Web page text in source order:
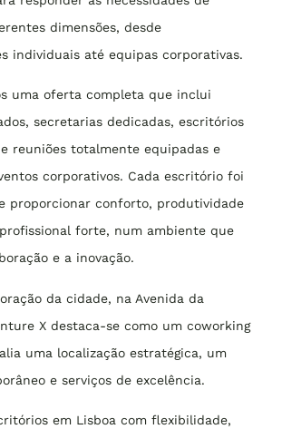
dimensões, desde
individuais até equipas corporativas.
uma oferta completa que inclui
secretarias dedicadas, escritórios
reuniões totalmente equipadas e
corporativos. Cada escritório foi
proporcionar conforto, produtividade
forte, num ambiente que
e a inovação.
da cidade, na Avenida da
X destaca-se como um coworking
uma localização estratégica, um
e serviços de excelência.
em Lisboa com flexibilidade,